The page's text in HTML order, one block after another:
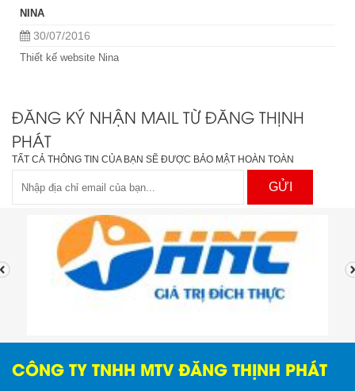
NINA
30/07/2016
Thiết kế website Nina
ĐĂNG KÝ NHẬN MAIL TỪ ĐĂNG THỊNH
PHÁT
TẤT CẢ THÔNG TIN CỦA BẠN SẼ ĐƯỢC BẢO MẬT HOÀN TOÀN
GỬI
CÔNG TY TNHH MTV ĐĂNG THỊNH PHÁT